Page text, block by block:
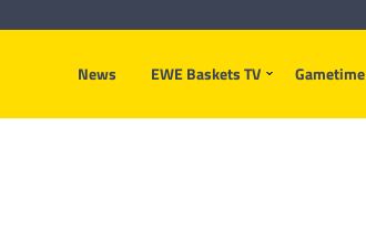
News EWE Baskets TV Gametime